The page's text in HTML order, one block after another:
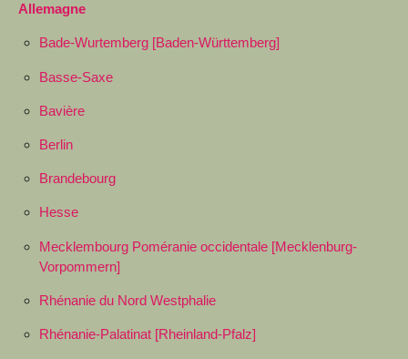
Allemagne
Bade-Wurtemberg [Baden-Württemberg]
Basse-Saxe
Bavière
Berlin
Brandebourg
Hesse
Mecklembourg Poméranie occidentale [Mecklenburg-
Vorpommern]
Rhénanie du Nord Westphalie
Rhénanie-Palatinat [Rheinland-Pfalz]